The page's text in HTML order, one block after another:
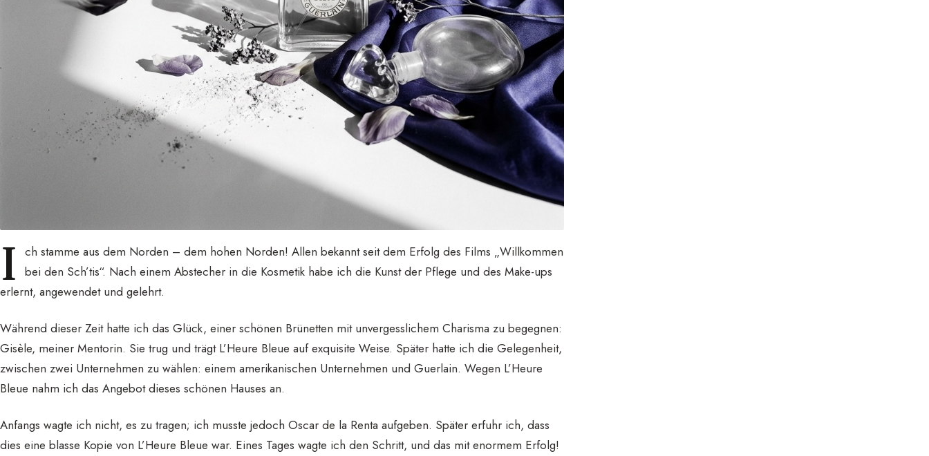
I ch stamme aus dem Norden – dem hohen Norden! Allen bekannt seit dem Erfolg des Films „Willkommen
bei den Sch’tis“. Nach einem Abstecher in die Kosmetik habe ich die Kunst der Pflege und des Make-ups
erlernt, angewendet und gelehrt.
Während dieser Zeit hatte ich das Glück, einer schönen Brünetten mit unvergesslichem Charisma zu begegnen:
Gisèle, meiner Mentorin. Sie trug und trägt L’Heure Bleue auf exquisite Weise. Später hatte ich die Gelegenheit,
zwischen zwei Unternehmen zu wählen: einem amerikanischen Unternehmen und Guerlain. Wegen L’Heure
Bleue nahm ich das Angebot dieses schönen Hauses an.
Anfangs wagte ich nicht, es zu tragen; ich musste jedoch Oscar de la Renta aufgeben. Später erfuhr ich, dass
dies eine blasse Kopie von L’Heure Bleue war. Eines Tages wagte ich den Schritt, und das mit enormem Erfolg!